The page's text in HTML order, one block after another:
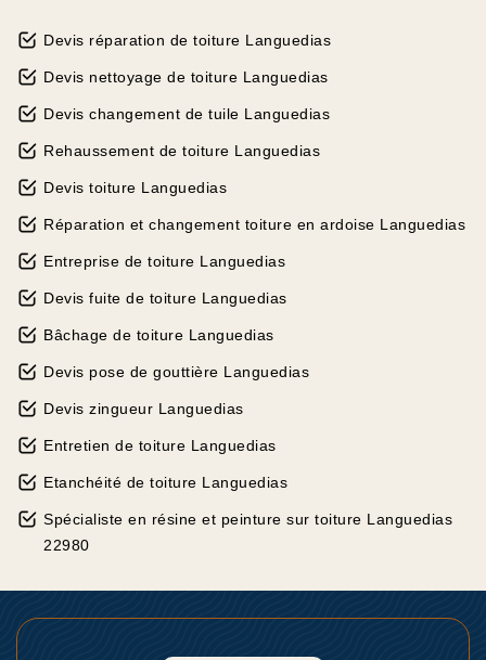
Devis réparation de toiture Languedias
Devis nettoyage de toiture Languedias
Devis changement de tuile Languedias
Rehaussement de toiture Languedias
Devis toiture Languedias
Réparation et changement toiture en ardoise Languedias
Entreprise de toiture Languedias
Devis fuite de toiture Languedias
Bâchage de toiture Languedias
Devis pose de gouttière Languedias
Devis zingueur Languedias
Entretien de toiture Languedias
Etanchéité de toiture Languedias
Spécialiste en résine et peinture sur toiture Languedias
22980